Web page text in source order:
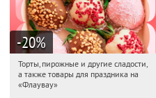
-20%
08:37:48 Получили:
Россия
Торты, пирожные и другие сладости,
а также товары для праздника на
«Флаувау»